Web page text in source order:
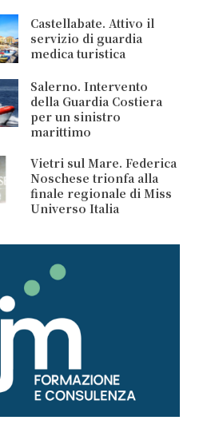
Castellabate. Attivo il
servizio di guardia
medica turistica
Salerno. Intervento
della Guardia Costiera
per un sinistro
marittimo
Vietri sul Mare. Federica
Noschese trionfa alla
finale regionale di Miss
Universo Italia